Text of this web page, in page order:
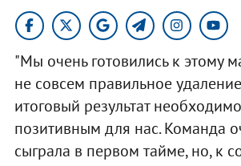
"Мы очень готовились к этому
не совсем правильное
итоговый результат
позитивным для нас. Команда
сыграла в первом тайме, но, к